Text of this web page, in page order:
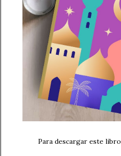
Para descargar este libro